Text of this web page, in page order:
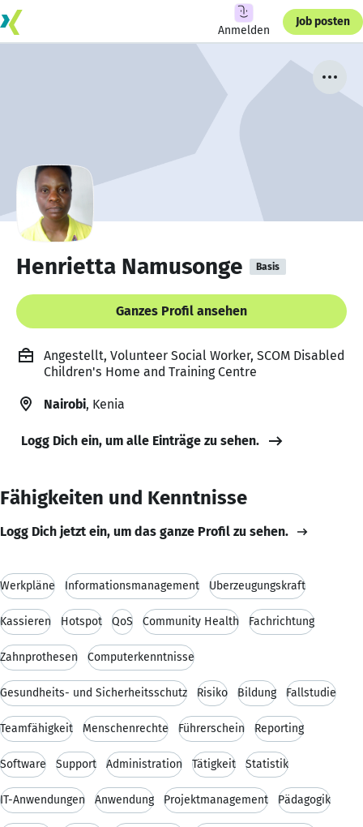
Anmelden
Job posten
Henrietta Namusonge Basis
Ganzes Profil ansehen
Angestellt, Volunteer Social Worker, SCOM Disabled
Children's Home and Training Centre
Nairobi, Kenia
Logg Dich ein, um alle Einträge zu sehen.
Fähigkeiten und Kenntnisse
Logg Dich jetzt ein, um das ganze Profil zu sehen.
Werkpläne Informationsmanagement Überzeugungskraft
Kassieren Hotspot QoS Community Health Fachrichtung
Zahnprothesen Computerkenntnisse
Gesundheits- und Sicherheitsschutz Risiko Bildung Fallstudie
Teamfähigkeit Menschenrechte Führerschein Reporting
Software Support Administration Tätigkeit Statistik
IT-Anwendungen Anwendung Projektmanagement Pädagogik